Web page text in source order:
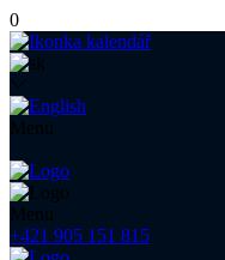
0
Menu
Menu
+421 905 151 815